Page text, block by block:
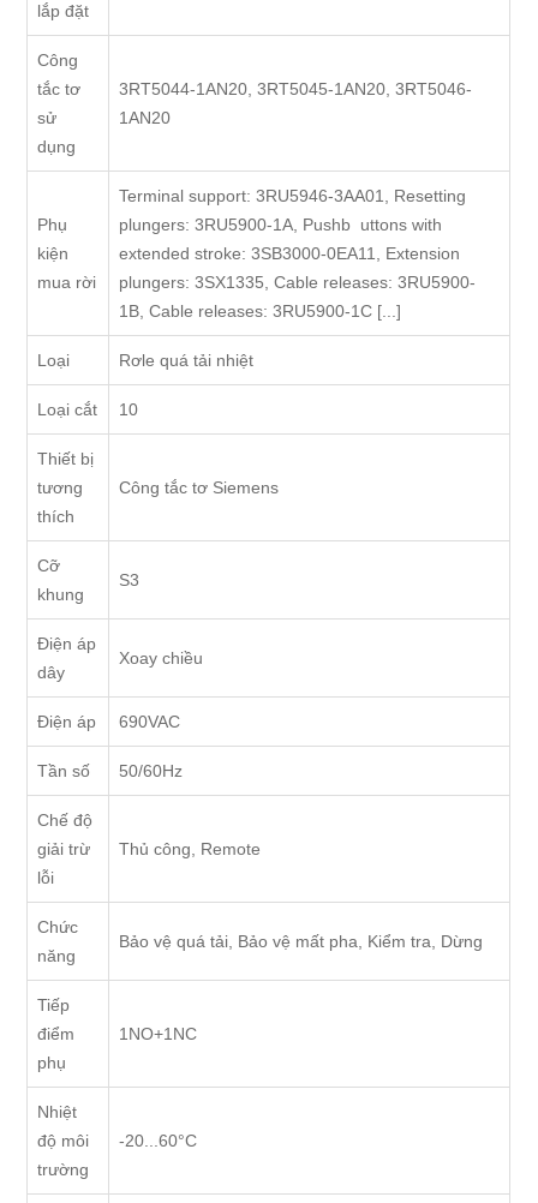
lắp đặt
Công
tắc tơ
sử
dụng
3RT5044-1AN20, 3RT5045-1AN20, 3RT5046-
1AN20
Phụ
kiện
mua rời
Terminal support: 3RU5946-3AA01, Resetting
plungers: 3RU5900-1A, Pushb uttons with
extended stroke: 3SB3000-0EA11, Extension
plungers: 3SX1335, Cable releases: 3RU5900-
1B, Cable releases: 3RU5900-1C [...]
Loại Rơle quá tải nhiệt
Loại cắt 10
Thiết bị
tương
thích
Công tắc tơ Siemens
Cỡ
khung
S3
Điện áp
dây
Xoay chiều
Điện áp 690VAC
Tần số 50/60Hz
Chế độ
giải trừ
lỗi
Thủ công, Remote
Chức
năng
Bảo vệ quá tải, Bảo vệ mất pha, Kiểm tra, Dừng
Tiếp
điểm
phụ
1NO+1NC
Nhiệt
độ môi
trường
-20...60°C